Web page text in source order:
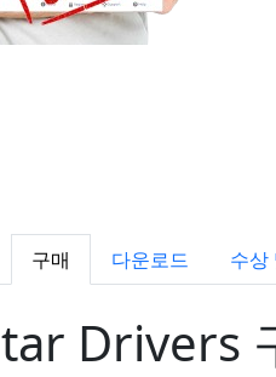
구매 다운로드 수상
Drivers